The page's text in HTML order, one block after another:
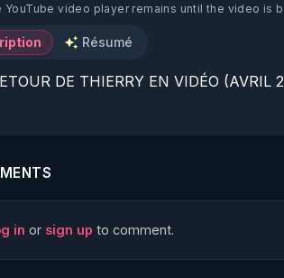
YouTube video player remains until the video is
Résumé
DE THIERRY EN VIDÉO (AVRIL
RÉGÉNÈRE
ymag
in or sign up to comment.